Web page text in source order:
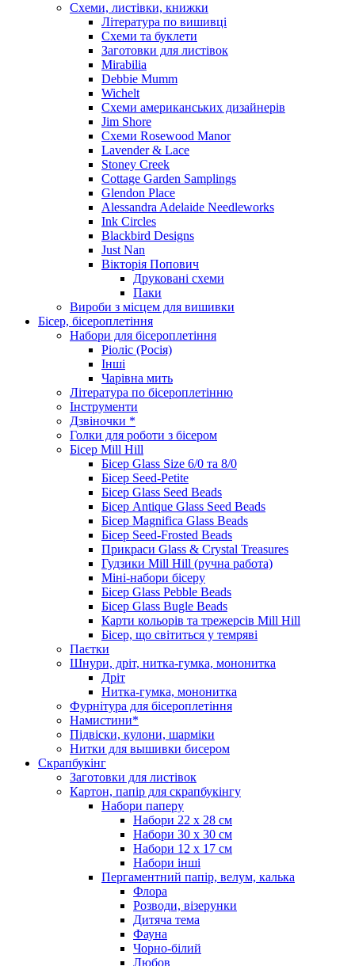
Схеми, листівки, книжки
Література по вишивці
Схеми та буклети
Заготовки для листівок
Mirabilia
Debbie Mumm
Wichelt
Схеми американських дизайнерів
Jim Shore
Cхеми Rosewood Manor
Lavender & Lace
Stoney Creek
Cottage Garden Samplings
Glendon Place
Alessandra Adelaide Needleworks
Ink Circles
Blackbird Designs
Just Nan
Вікторія Попович
Друковані схеми
Паки
Вироби з місцем для вишивки
Бісер, бісероплетіння
Набори для бісероплетіння
Ріоліс (Росія)
Інші
Чарівна мить
Література по бісероплетінню
Інструменти
Дзвіночки *
Голки для роботи з бісером
Бісер Mill Hill
Бісер Glass Size 6/0 та 8/0
Бісер Seed-Petite
Бісер Glass Seed Beads
Бісер Antique Glass Seed Beads
Бісер Magnifica Glass Beads
Бісер Seed-Frosted Beads
Прикраси Glass & Crystal Treasures
Гудзики Mill Hill (ручна работа)
Міні-набори бісеру
Бісер Glass Pebble Beads
Бісер Glass Bugle Beads
Карти кольорів та трежерсів Mill Hill
Бісер, що світиться у темряві
Паєтки
Шнури, дріт, нитка-гумка, мононитка
Дріт
Нитка-гумка, мононитка
Фурнітура для бісероплетіння
Намистини*
Підвіски, кулони, шарміки
Нитки для вышивки бисером
Скрапбукінг
Заготовки для листівок
Картон, папір для скрапбукінгу
Набори паперу
Набори 22 х 28 см
Набори 30 х 30 см
Набори 12 х 17 см
Набори інші
Пергаментний папір, велум, калька
Флора
Розводи, візерунки
Дитяча тема
Фауна
Чорно-білий
Любов